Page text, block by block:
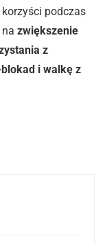
podczas
zwiększenie
z
i walkę z